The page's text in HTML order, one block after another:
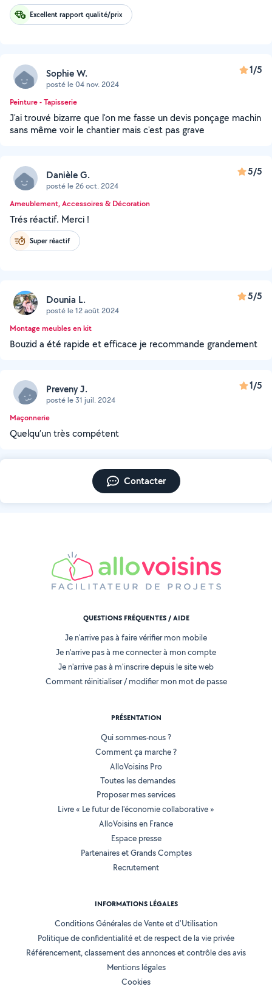
Excellent rapport qualité/prix
Sophie W.
posté le 04 nov. 2024
1/5
Peinture - Tapisserie
J'ai trouvé bizarre que l'on me fasse un devis ponçage machin
sans même voir le chantier mais c'est pas grave
Danièle G.
posté le 26 oct. 2024
5/5
Ameublement, Accessoires & Décoration
Trés réactif. Merci !
Super réactif
Dounia L.
posté le 12 août 2024
5/5
Montage meubles en kit
Bouzid a été rapide et efficace je recommande grandement
Preveny J.
posté le 31 juil. 2024
1/5
Maçonnerie
Quelqu’un très compétent
Contacter
QUESTIONS FRÉQUENTES / AIDE
Je n'arrive pas à faire vérifier mon mobile
Je n'arrive pas à me connecter à mon compte
Je n'arrive pas à m'inscrire depuis le site web
Comment réinitialiser / modifier mon mot de passe
PRÉSENTATION
Qui sommes-nous ?
Comment ça marche ?
AlloVoisins Pro
Toutes les demandes
Proposer mes services
Livre « Le futur de l'économie collaborative »
AlloVoisins en France
Espace presse
Partenaires et Grands Comptes
Recrutement
INFORMATIONS LÉGALES
Conditions Générales de Vente et d'Utilisation
Politique de confidentialité et de respect de la vie privée
Référencement, classement des annonces et contrôle des avis
Mentions légales
Cookies